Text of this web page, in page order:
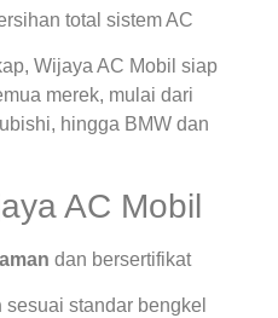
total sistem AC
Wijaya AC Mobil siap
merek, mulai dari
hingga BMW dan
AC Mobil
dan bersertifikat
sesuai standar bengkel